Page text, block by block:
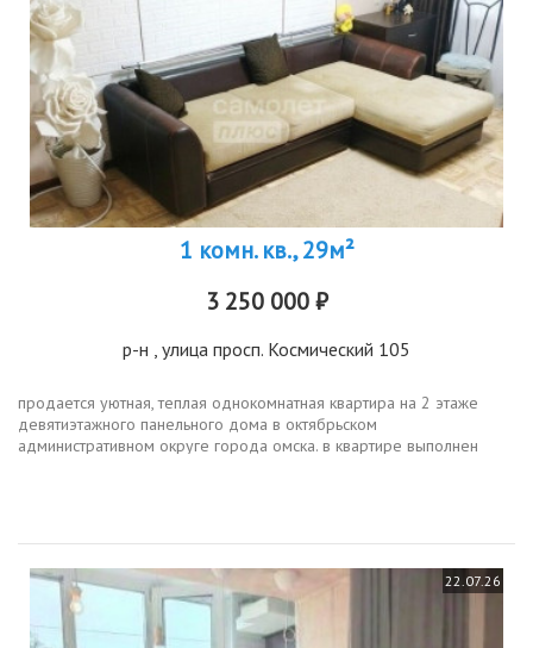
1 комн. кв., 29м²
3 250 000 ₽
р-н , улица просп. Космический 105
продается уютная, теплая однокомнатная квартира на 2 этаже
девятиэтажного панельного дома в октябрьском
административном округе города омска. в квартире выполнен
22.07.26